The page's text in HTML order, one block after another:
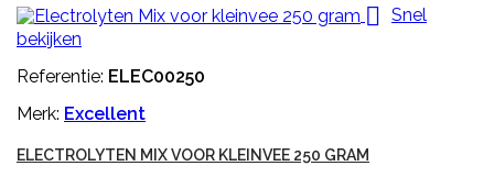
 Snel
bekijken
Referentie: ELEC00250
Merk: Excellent
ELECTROLYTEN MIX VOOR KLEINVEE 250 GRAM